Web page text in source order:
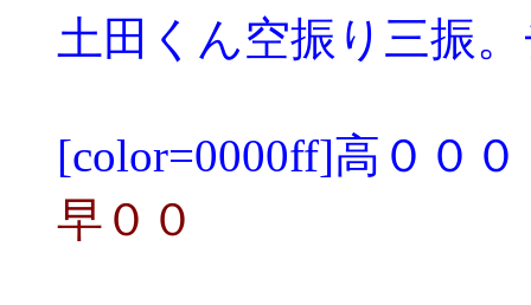
土田くん空振り三振
[color=0000ff]高０００
早００